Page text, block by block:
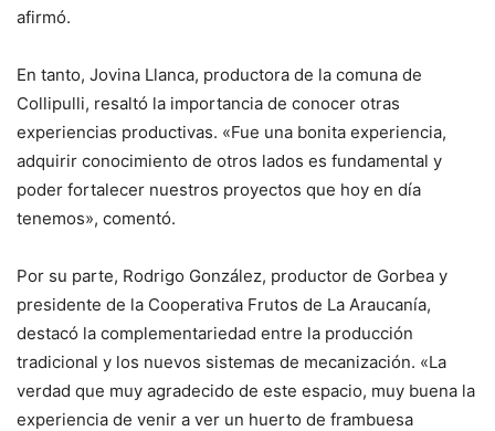
afirmó.
En tanto, Jovina Llanca, productora de la comuna de
Collipulli, resaltó la importancia de conocer otras
experiencias productivas. «Fue una bonita experiencia,
adquirir conocimiento de otros lados es fundamental y
poder fortalecer nuestros proyectos que hoy en día
tenemos», comentó.
Por su parte, Rodrigo González, productor de Gorbea y
presidente de la Cooperativa Frutos de La Araucanía,
destacó la complementariedad entre la producción
tradicional y los nuevos sistemas de mecanización. «La
verdad que muy agradecido de este espacio, muy buena la
experiencia de venir a ver un huerto de frambuesa